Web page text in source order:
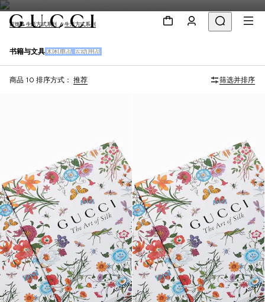
家饰 & 生活方式系列 生活方式系列
书籍与文具 休闲单品 运动用品
商品 10 排序方式： 推荐 筛选并排序